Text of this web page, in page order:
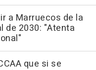
a Marruecos de la
de 2030: "Atenta
que si se